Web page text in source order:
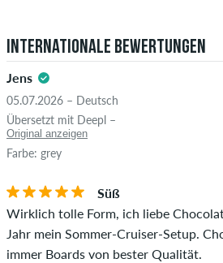
beleidigenden oder obszönen Inhalten
die geltendes Recht oder
und Fremdwerbung enthalten,
Die Sternebewertung des Artikels ist
Bewertungen.
Ob die Bewertung von einer Person
Artikel wirklich gekauft hat, erkennst
neben dem Namen mit dem Zusatz
diesen Personen wurde der Kauf
überprüft. Bei Bewertungen ohne
5.0
STERNE
Internationale Bewertungen
Jens
05.07.2026 – Deutsch
Übersetzt mit Deepl –
Original anzeigen
Farbe: grey
Süß
Wirklich tolle Form, ich liebe
Jahr mein Sommer-Cruiser-Setup.
immer Boards von bester Qualität.